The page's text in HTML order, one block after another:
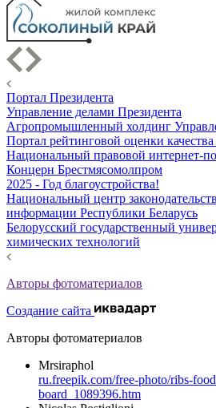
Портал Президента
Управление делами Президента
Агропромышленный холдинг
Портал рейтинговой оценки качества
Национальный правовой интернет-
Концерн Брестмясомолпром
2025 - Год благоустройства!
Национальный центр
информации Республики Беларусь
Белорусский государственный
химических технологий
Авторы фотоматериалов
Создание сайта
Авторы фотоматериалов
Mrsiraphol
ru.freepik.com/free-photo/ribs-
board_1089396.htm